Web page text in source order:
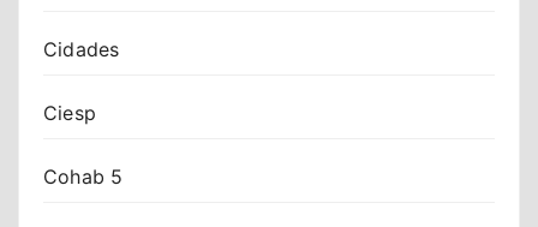
Cidades
Ciesp
Cohab 5